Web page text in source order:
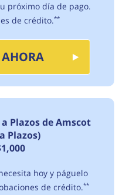
próximo día de pago.
de crédito.**
Plazos de Amscot
Plazos)
hoy y páguelo
de crédito.**